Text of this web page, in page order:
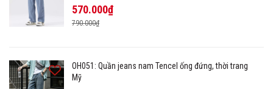
570.000₫
790.000₫
OH051: Quần jeans nam Tencel ống đứng, thời trang
Mỹ